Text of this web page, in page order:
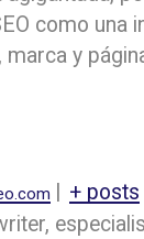
como una
y
+ posts